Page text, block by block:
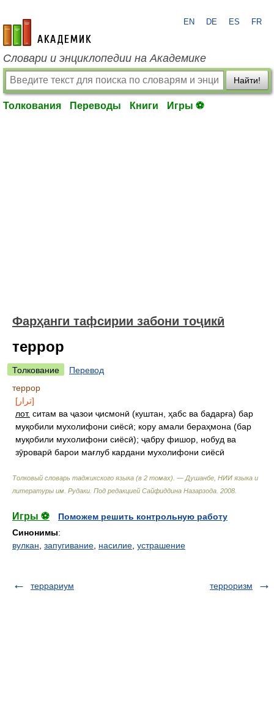
academic.ru
EN DE ES FR
Словари и энциклопедии на Академике
Найти!
Толкования Переводы Книги Игры ⚽
Фарҳанги тафсирии забони тоҷикӣ
террор
Толкование
Перевод
террор
[ترار]
лот. ситам ва ҷазои ҷисмонӣ (куштан, ҳабс ва бадарға) бар
муқобили мухолифони сиёсӣ; кору амали бераҳмона (бар
муқобили мухолифони сиёсӣ); ҷабру фишор, нобуд ва
зӯроварӣ барои мағлуб кардани мухолифони сиёсӣ
Толковый словарь таджикского языка (в 2 томах). — Душанбе, НИИ языка и
литературы им. Рудаки Под редакцией Сайфиддина Назарзода 2008
Игры ⚽
Поможем решить контрольную работу
Синонимы:
вулкан запугивание насилие устрашение
террариум терроризм